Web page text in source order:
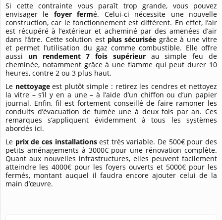
Si cette contrainte vous paraît trop grande, vous pouvez
envisager le foyer fermé. Celui-ci nécessite une nouvelle
construction, car le fonctionnement est différent. En effet, l’air
est récupéré à l’extérieur et acheminé par des amenées d’air
dans l’âtre. Cette solution est plus sécurisée grâce à une vitre
et permet l’utilisation du gaz comme combustible. Elle offre
aussi un rendement 7 fois supérieurau simple feu de
cheminée, notamment grâce à une flamme qui peut durer 10
heures, contre 2 ou 3 plus haut.
Le nettoyageest plutôt simple : retirez les cendres et nettoyez
la vitre – s’il y en a une – à l’aide d’un chiffon ou d’un papier
journal. Enfin, fil est fortement conseillé de faire ramoner les
conduits d’évacuation de fumée une à deux fois par an. Ces
remarques s’appliquent évidemment à tous les systèmes
abordés ici.
Le prix de ces installationsest très variable. De 500€ pour des
petits aménagements à 3000€ pour une rénovation complète.
Quant aux nouvelles infrastructures, elles peuvent facilement
atteindre les 4000€ pour les foyers ouverts et 5000€ pour les
fermés, montant auquel il faudra encore ajouter celui de la
main d’œuvre.